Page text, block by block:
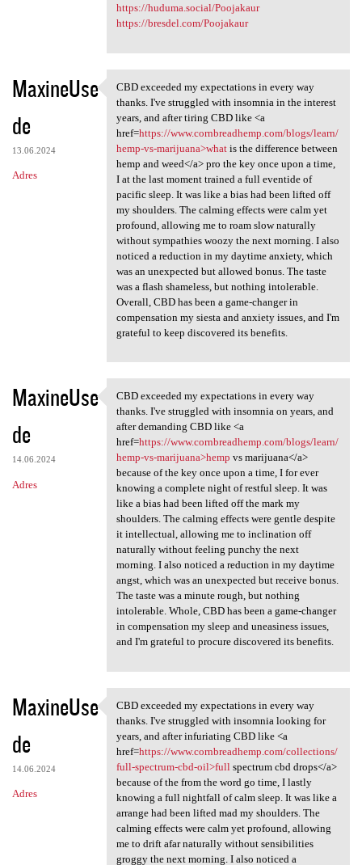
https://huduma.social/Poojakaur
https://bresdel.com/Poojakaur
MaxineUse
de
13.06.2024
Adres
CBD exceeded my expectations
CBD exceeded my expectations in every way
thanks. I've struggled with insomnia in the interest
years, and after tiring CBD like <a
href=https://www.cornbreadhemp.com/blogs/learn/
hemp-vs-marijuana>whatis the difference between
hemp and weed</a> pro the key once upon a time,
I at the last moment trained a full eventide of
pacific sleep. It was like a bias had been lifted off
my shoulders. The calming effects were calm yet
profound, allowing me to roam slow naturally
without sympathies woozy the next morning. I also
noticed a reduction in my daytime anxiety, which
was an unexpected but allowed bonus. The taste
was a flash shameless, but nothing intolerable.
Overall, CBD has been a game-changer in
compensation my siesta and anxiety issues, and I'm
grateful to keep discovered its benefits.
MaxineUse
de
14.06.2024
Adres
CBD exceeded my expectations
CBD exceeded my expectations in every way
thanks. I've struggled with insomnia on years, and
after demanding CBD like <a
href=https://www.cornbreadhemp.com/blogs/learn/
hemp-vs-marijuana>hemp vs marijuana</a>
because of the key once upon a time, I for ever
knowing a complete night of restful sleep. It was
like a bias had been lifted off the mark my
shoulders. The calming effects were gentle despite
it intellectual, allowing me to inclination off
naturally without feeling punchy the next
morning. I also noticed a reduction in my daytime
angst, which was an unexpected but receive bonus.
The taste was a minute rough, but nothing
intolerable. Whole, CBD has been a game-changer
in compensation my sleep and uneasiness issues,
and I'm grateful to procure discovered its benefits.
MaxineUse
de
14.06.2024
Adres
CBD exceeded my expectations
CBD exceeded my expectations in every way
thanks. I've struggled with insomnia looking for
years, and after infuriating CBD like <a
href=https://www.cornbreadhemp.com/collections/
full-spectrum-cbd-oil>full spectrum cbd drops</a>
because of the from the word go time, I lastly
knowing a full nightfall of calm sleep. It was like a
arrange had been lifted mad my shoulders. The
calming effects were calm yet profound, allowing
me to drift afar naturally without sensibilities
groggy the next morning. I also noticed a